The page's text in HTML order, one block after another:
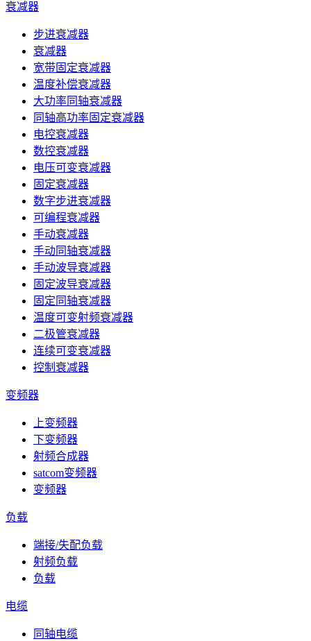
衰减器
步进衰减器
衰减器
宽带固定衰减器
温度补偿衰减器
大功率同轴衰减器
同轴高功率固定衰减器
电控衰减器
数控衰减器
电压可变衰减器
固定衰减器
数字步进衰减器
可编程衰减器
手动衰减器
手动同轴衰减器
手动波导衰减器
固定波导衰减器
固定同轴衰减器
温度可变射频衰减器
二极管衰减器
连续可变衰减器
控制衰减器
变频器
上变频器
下变频器
射频合成器
satcom变频器
变频器
负载
端接/失配负载
射频负载
负载
电缆
同轴电缆